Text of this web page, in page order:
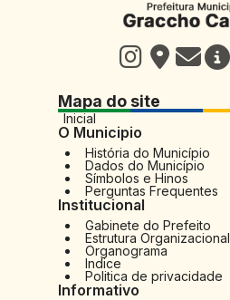
Mapa do site
Inicial
O Municipio
História do Município
Dados do Município
Símbolos e Hinos
Perguntas Frequentes
Institucional
Gabinete do Prefeito
Estrutura Organizacional
Organograma
Indice
Politica de privacidade
Informativo